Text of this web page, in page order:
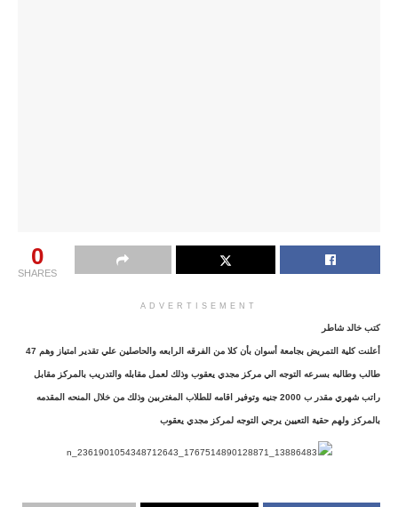
0
SHARES
ADVERTISEMENT
كتب خالد شاطر
أعلنت كلية التمريض بجامعة أسوان بأن كلا من الفرقه الرابعه والحاصلين علي تقدير امتياز وهم 47
طالب وطالبه بسرعه التوجه الي مركز مجدي يعقوب وذلك لعمل مقابله والتدريب بالمركز مقابل
راتب شهري مقدر ب 2000 جنيه وتوفير اقامه للطلاب المغتربين وذلك من خلال المنحه المقدمه
بالمركز ولهم حقية التعيين يرجي التوجه لمركز مجدي يعقوب